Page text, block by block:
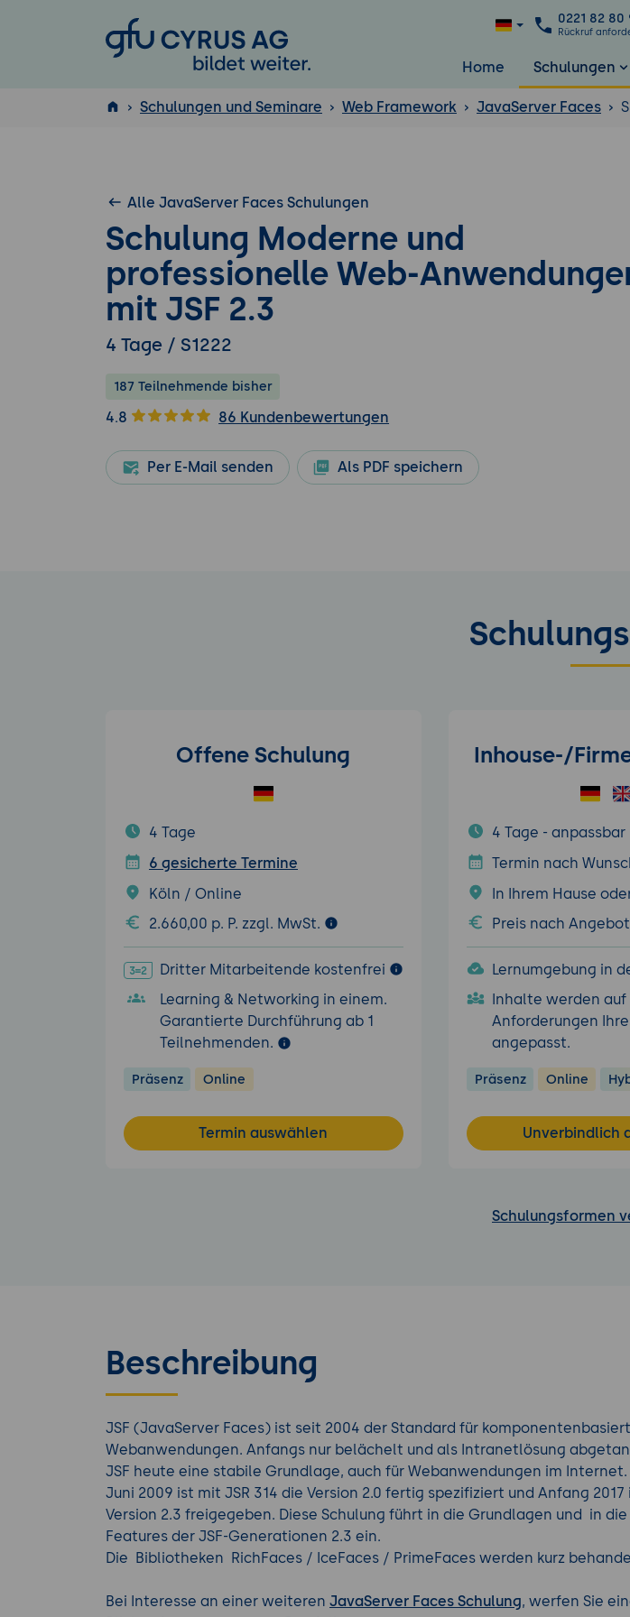
GFU Cyrus AG
0221 82 80
Rückruf
Home Schulungen
ISTQB
Schulungen und Seminare Web Framework JavaServer Faces
Alle JavaServer Faces Schulungen
Schulung Moderne und
professionelle Web-
mit JSF 2.3
4 Tage / S1222
187 Teilnehmende bisher
4.8 86 Kundenbewertungen
Per E-Mail senden Als PDF speichern
Offene Schulung
4 Tage
6 gesicherte Termine
Köln / Online
2.660,00 p. P. zzgl. MwSt.
Dritter Mitarbeitende kostenfrei
Learning & Networking in einem.
Garantierte Durchführung ab 1
Teilnehmenden.
Präsenz Online
Termin auswählen
Inhouse-/
4 Tage - anpassbar
Termin nach
In Ihrem Hause
Preis nach Angebot
Lernumgebung in
Inhalte werden auf
Anforderungen
angepasst.
Präsenz Online
Unverbindlich
Schulungsformen
Beschreibung
JSF (JavaServer Faces) ist seit 2004 der Standard für
Webanwendungen. Anfangs nur belächelt und als Intranetlösung
JSF heute eine stabile Grundlage, auch für Webanwendungen im Internet.
Juni 2009 ist mit JSR 314 die Version 2.0 fertig spezifiziert und Anfang 2017
Version 2.3 freigegeben. Diese Schulung führt in die Grundlagen und in
Features der JSF-Generationen 2.3 ein.
Die Bibliotheken RichFaces / IceFaces / PrimeFaces werden kurz
Bei Interesse an einer weiteren JavaServer Faces Schulung, werfen Sie